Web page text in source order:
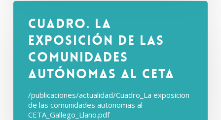
Cuadro. La
exposición de las
comunidades
autónomas al CETA
/publicaciones/actualidad/Cuadro_La exposicion
de las comunidades autonomas al
CETA_Gallego_Llano.pdf